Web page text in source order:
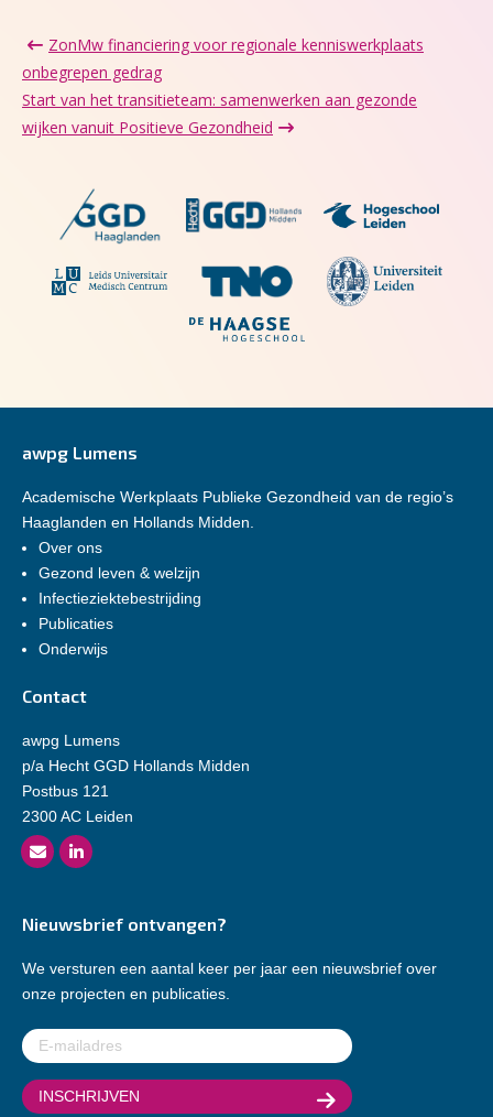
ZonMw financiering voor regionale kenniswerkplaats
onbegrepen gedrag
Start van het transitieteam: samenwerken aan gezonde
wijken vanuit Positieve Gezondheid
awpg Lumens
Academische Werkplaats Publieke Gezondheid van de regio’s
Haaglanden en Hollands Midden.
Over ons
Gezond leven & welzijn
Infectieziektebestrijding
Publicaties
Onderwijs
Contact
awpg Lumens
p/a Hecht GGD Hollands Midden
Postbus 121
2300 AC Leiden
Nieuwsbrief ontvangen?
We versturen een aantal keer per jaar een nieuwsbrief over
onze projecten en publicaties.
E-
mailadres(Vereist)